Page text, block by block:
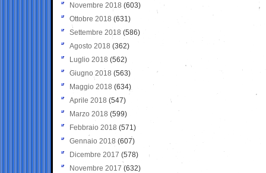
Novembre 2018 (603)
Ottobre 2018 (631)
Settembre 2018 (586)
Agosto 2018 (362)
Luglio 2018 (562)
Giugno 2018 (563)
Maggio 2018 (634)
Aprile 2018 (547)
Marzo 2018 (599)
Febbraio 2018 (571)
Gennaio 2018 (607)
Dicembre 2017 (578)
Novembre 2017 (632)